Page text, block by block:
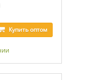
Купитьоптом